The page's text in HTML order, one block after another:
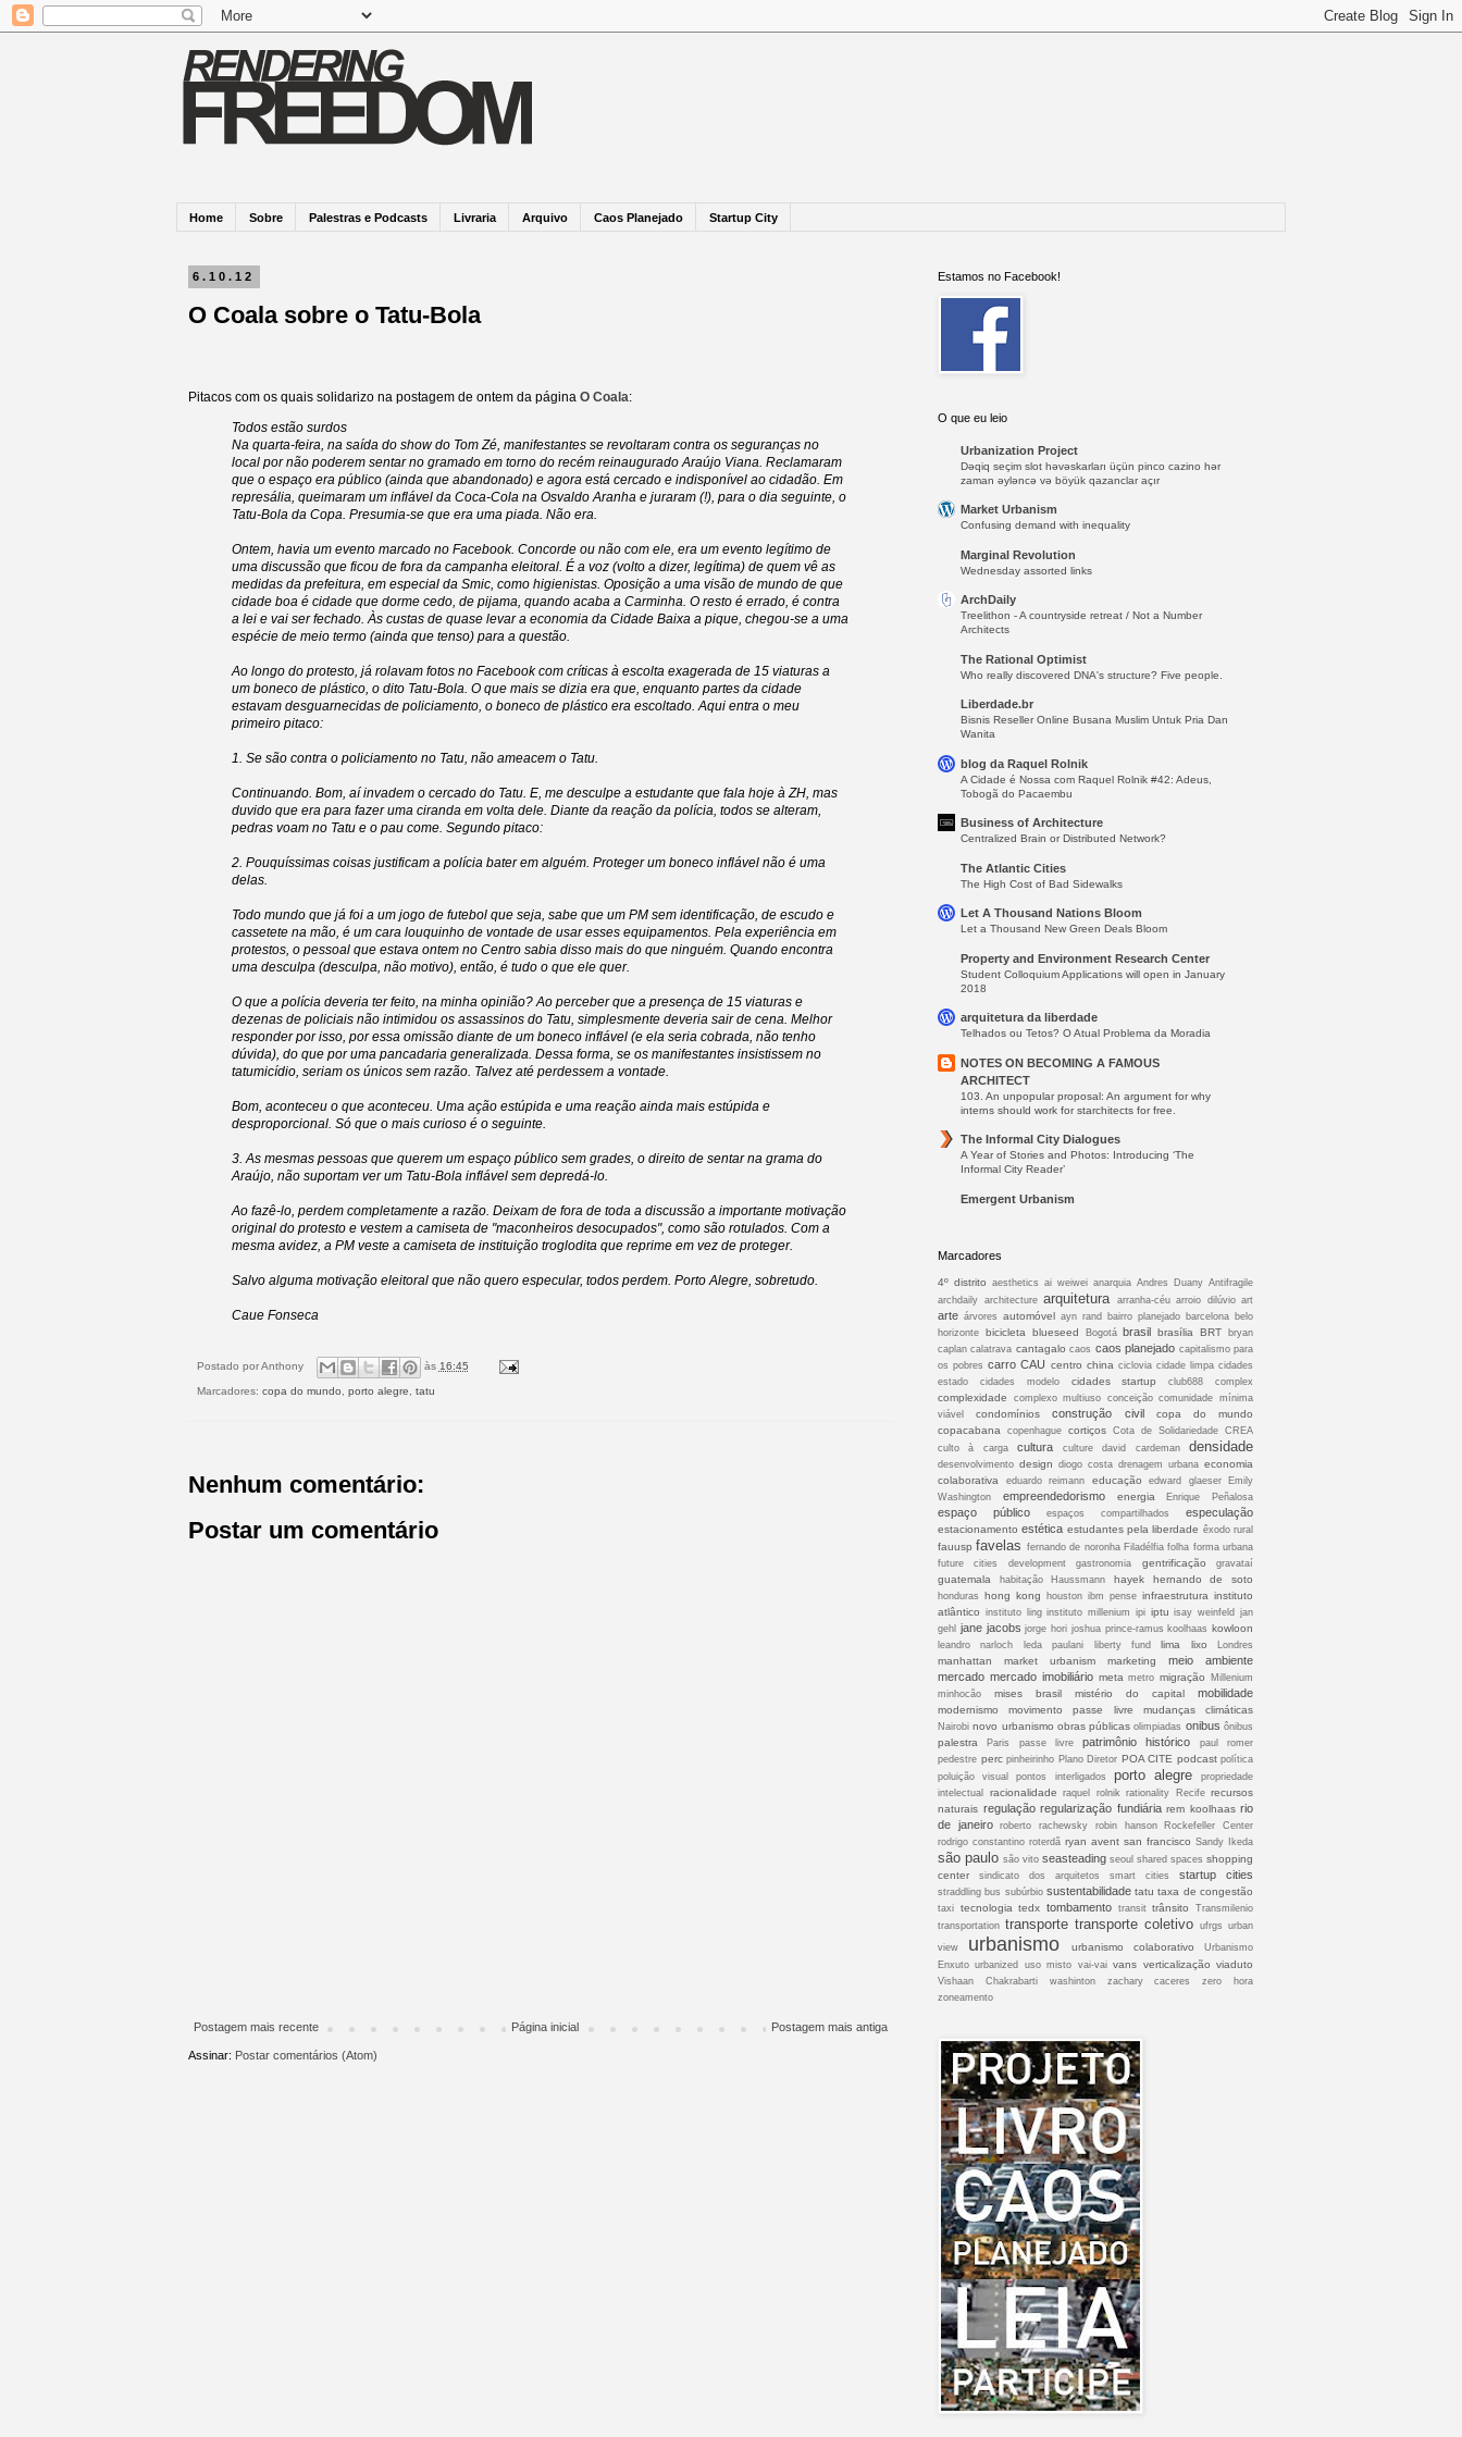
Home Sobre Palestras e Podcasts Livraria Arquivo Caos Planejado Startup City
6.10.12
O Coala sobre o Tatu-Bola
Pitacos com os quais solidarizo na postagem de ontem da página O Coala:
Todos estão surdos
Na quarta-feira, na saída do show do Tom Zé, manifestantes se revoltaram contra os seguranças no
local por não poderem sentar no gramado em torno do recém reinaugurado Araújo Viana. Reclamaram
que o espaço era público (ainda que abandonado) e agora está cercado e indisponível ao cidadão. Em
represália, queimaram um inflável da Coca-Cola na Osvaldo Aranha e juraram (!), para o dia seguinte, o
Tatu-Bola da Copa. Presumia-se que era uma piada. Não era.
Ontem, havia um evento marcado no Facebook. Concorde ou não com ele, era um evento legítimo de
uma discussão que ficou de fora da campanha eleitoral. É a voz (volto a dizer, legítima) de quem vê as
medidas da prefeitura, em especial da Smic, como higienistas. Oposição a uma visão de mundo de que
cidade boa é cidade que dorme cedo, de pijama, quando acaba a Carminha. O resto é errado, é contra
a lei e vai ser fechado. Às custas de quase levar a economia da Cidade Baixa a pique, chegou-se a uma
espécie de meio termo (ainda que tenso) para a questão.
Ao longo do protesto, já rolavam fotos no Facebook com críticas à escolta exagerada de 15 viaturas a
um boneco de plástico, o dito Tatu-Bola. O que mais se dizia era que, enquanto partes da cidade
estavam desguarnecidas de policiamento, o boneco de plástico era escoltado. Aqui entra o meu
primeiro pitaco:
1. Se são contra o policiamento no Tatu, não ameacem o Tatu.
Continuando. Bom, aí invadem o cercado do Tatu. E, me desculpe a estudante que fala hoje à ZH, mas
duvido que era para fazer uma ciranda em volta dele. Diante da reação da polícia, todos se alteram,
pedras voam no Tatu e o pau come. Segundo pitaco:
2. Pouquíssimas coisas justificam a polícia bater em alguém. Proteger um boneco inflável não é uma
delas.
Todo mundo que já foi a um jogo de futebol que seja, sabe que um PM sem identificação, de escudo e
cassetete na mão, é um cara louquinho de vontade de usar esses equipamentos. Pela experiência em
protestos, o pessoal que estava ontem no Centro sabia disso mais do que ninguém. Quando encontra
uma desculpa (desculpa, não motivo), então, é tudo o que ele quer.
O que a polícia deveria ter feito, na minha opinião? Ao perceber que a presença de 15 viaturas e
dezenas de policiais não intimidou os assassinos do Tatu, simplesmente deveria sair de cena. Melhor
responder por isso, por essa omissão diante de um boneco inflável (e ela seria cobrada, não tenho
dúvida), do que por uma pancadaria generalizada. Dessa forma, se os manifestantes insistissem no
tatumicídio, seriam os únicos sem razão. Talvez até perdessem a vontade.
Bom, aconteceu o que aconteceu. Uma ação estúpida e uma reação ainda mais estúpida e
desproporcional. Só que o mais curioso é o seguinte.
3. As mesmas pessoas que querem um espaço público sem grades, o direito de sentar na grama do
Araújo, não suportam ver um Tatu-Bola inflável sem depredá-lo.
Ao fazê-lo, perdem completamente a razão. Deixam de fora de toda a discussão a importante motivação
original do protesto e vestem a camiseta de "maconheiros desocupados", como são rotulados. Com a
mesma avidez, a PM veste a camiseta de instituição troglodita que reprime em vez de proteger.
Salvo alguma motivação eleitoral que não quero especular, todos perdem. Porto Alegre, sobretudo.
Caue Fonseca
Postado porAnthony às 16:45
Marcadores: copa do mundo porto alegre tatu
Nenhum comentário:
Postar um comentário
Postagem mais recente Postagem mais antiga
Página inicial
Assinar: Postar comentários (Atom)
Estamos no Facebook!
O que eu leio
Urbanization Project
Dəqiq seçim slot həvəskarları üçün pinco cazino hər
zaman əyləncə və böyük qazanclar açır
Market Urbanism
Confusing demand with inequality
Marginal Revolution
Wednesday assorted links
ArchDaily
Treelithon - A countryside retreat / Not a Number
Architects
The Rational Optimist
Who really discovered DNA's structure? Five people.
Liberdade.br
Bisnis Reseller Online Busana Muslim Untuk Pria Dan
Wanita
blog da Raquel Rolnik
A Cidade é Nossa com Raquel Rolnik #42: Adeus,
Tobogã do Pacaembu
Business of Architecture
Centralized Brain or Distributed Network?
The Atlantic Cities
The High Cost of Bad Sidewalks
Let A Thousand Nations Bloom
Let a Thousand New Green Deals Bloom
Property and Environment Research Center
Student Colloquium Applications will open in January
2018
arquitetura da liberdade
Telhados ou Tetos? O Atual Problema da Moradia
NOTES ON BECOMING A FAMOUS
ARCHITECT
103. An unpopular proposal: An argument for why
interns should work for starchitects for free.
The Informal City Dialogues
A Year of Stories and Photos: Introducing ‘The
Informal City Reader’
Emergent Urbanism
Marcadores
4º distrito aesthetics ai weiwei anarquia Andres Duany Antifragile
archdaily architecture arquitetura arranha-céu arroio dilúvio art
arte árvores automóvel ayn rand bairro planejado barcelona belo
horizonte bicicleta blueseed Bogotá brasil brasília BRT
bryan
caplan calatrava cantagalo caos caos planejado capitalismo para
os pobres carro CAU centro china ciclovia cidade limpa cidades
estado
cidades modelo cidades startup club688 complex
complexidade complexo multiuso conceição comunidade mínima
viável
condomínios construção civil
copa do mundo
copacabana
copenhague cortiços Cota de Solidariedade CREA
culto à carga
cultura culture david cardeman densidade
desenvolvimento design diogo costa drenagem urbana economia
colaborativa
eduardo reimann educação edward glaeser
Emily
Washington
empreendedorismo energia Enrique Peñalosa
espaço público espaços compartilhados especulação
estacionamento estética estudantes pela liberdade êxodo rural
fauusp favelas fernando de noronha Filadélfia folha forma urbana
future cities development
gastronomia gentrificação gravataí
guatemala habitação Haussmann hayek hernando de soto
honduras hong kong houston ibm pense infraestrutura instituto
atlântico instituto ling instituto millenium ipi iptu isay weinfeld
jan
gehl jane jacobs jorge hori joshua prince-ramus koolhaas kowloon
leandro narloch leda paulani liberty fund lima lixo Londres
manhattan market urbanism marketing
meio ambiente
mercado mercado imobiliário meta metro migração
Millenium
minhocão
mises brasil mistério do capital mobilidade
modernismo movimento passe livre mudanças climáticas
Nairobi novo urbanismo obras públicas olimpiadas onibus ônibus
palestra Paris passe livre patrimônio histórico
paul romer
pedestre perc pinheirinho Plano Diretor POA CITE podcast política
poluição visual
pontos interligados porto alegre
propriedade
intelectual
racionalidade raquel rolnik rationality Recife recursos
naturais regulação regularização fundiária rem koolhaas rio
de janeiro
roberto rachewsky robin hanson
Rockefeller Center
rodrigo constantino roterdã ryan avent san francisco Sandy Ikeda
são paulo são vito seasteading seoul shared spaces shopping
center
sindicato dos arquitetos smart cities startup cities
straddling bus subúrbio sustentabilidade tatu taxa de congestão
taxi tecnologia tedx tombamento transit trânsito
Transmilenio
transportation transporte transporte coletivo ufrgs urban
view
urbanismo urbanismo colaborativo
Urbanismo
Enxuto urbanized uso misto vai-vai vans verticalização viaduto
Vishaan Chakrabarti washinton zachary caceres
zero hora
zoneamento